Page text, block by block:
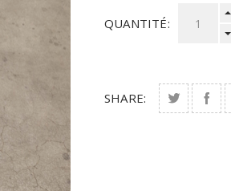
QUANTITÉ:
SHARE: